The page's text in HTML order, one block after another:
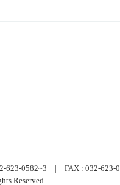
623-0582~3 | FAX : 032-
Reserved.